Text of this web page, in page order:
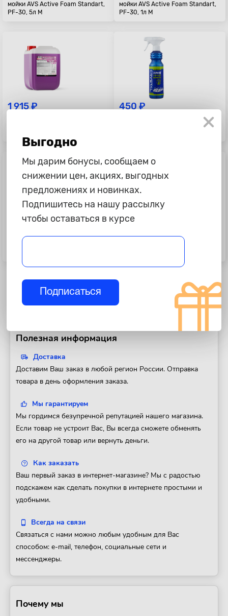
мойки AVS Active Foam Standart,
PF-30, 5л М
мойки AVS Active Foam Standart,
PF-30, 1л М
1 915 ₽ 450 ₽
Автошампунь без воды Bullsone
Автошампунь для бесконтактной
415 ₽
Автошампунь для бесконтактной
Полезная информация
Доставка
Доставим Ваш заказ в любой регион России. Отправка
товара в день оформления заказа.
Мы гарантируем
Мы гордимся безупречной репутацией нашего магазина.
Если товар не устроит Вас, Вы всегда сможете обменять
его на другой товар или вернуть деньги.
Как заказать
Ваш первый заказ в интернет-магазине? Мы с радостью
подскажем как сделать покупки в интернете простыми и
удобными.
Всегда на связи
Связаться с нами можно любым удобным для Вас
способом: e-mail, телефон, социальные сети и
мессенджеры.
Почему мы
Выгодно
Мы дарим бонусы, сообщаем о
снижении цен, акциях, выгодных
предложениях и новинках.
Подпишитесь на нашу рассылку
чтобы оставаться в курсе
Подписаться